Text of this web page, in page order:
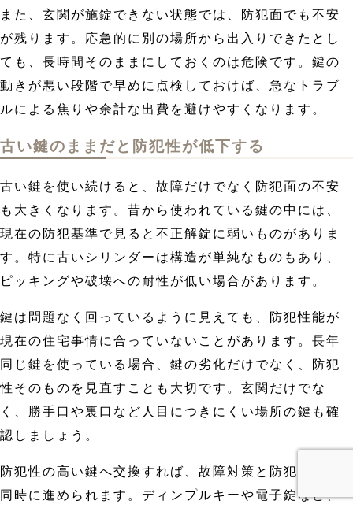
また、玄関が施錠できない状態では、防犯面でも不安
が残ります。応急的に別の場所から出入りできたとし
ても、長時間そのままにしておくのは危険です。鍵の
動きが悪い段階で早めに点検しておけば、急なトラブ
ルによる焦りや余計な出費を避けやすくなります。
古い鍵のままだと防犯性が低下する
古い鍵を使い続けると、故障だけでなく防犯面の不安
も大きくなります。昔から使われている鍵の中には、
現在の防犯基準で見ると不正解錠に弱いものがありま
す。特に古いシリンダーは構造が単純なものもあり、
ピッキングや破壊への耐性が低い場合があります。
鍵は問題なく回っているように見えても、防犯性能が
現在の住宅事情に合っていないことがあります。長年
同じ鍵を使っている場合、鍵の劣化だけでなく、防犯
性そのものを見直すことも大切です。玄関だけでな
く、勝手口や裏口など人目につきにくい場所の鍵も確
認しましょう。
防犯性の高い鍵へ交換すれば、故障対策と防犯対策を
同時に進められます。ディンプルキーや電子錠など、